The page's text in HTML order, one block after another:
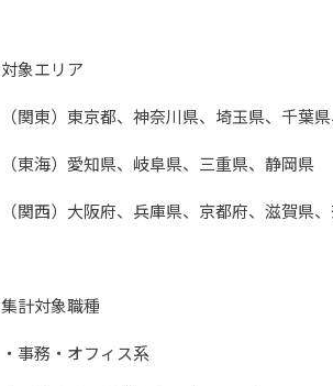
対象エリア
（関東）東京都、神奈川県、埼玉県、千葉
（東海）愛知県、岐阜県、三重県、静岡県
（関西）大阪府、兵庫県、京都府、滋賀県
集計対象職種
・事務・オフィス系